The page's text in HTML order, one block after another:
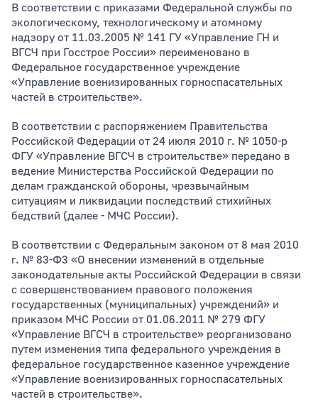
В соответствии с приказами Федеральной службы по
экологическому, технологическому и атомному
надзору от 11.03.2005 № 141 ГУ «Управление ГН и
ВГСЧ при Госстрое России» переименовано в
Федеральное государственное учреждение
«Управление военизированных горноспасательных
частей в строительстве».
В соответствии с распоряжением Правительства
Российской Федерации от 24 июля 2010 г. № 1050-р
ФГУ «Управление ВГСЧ в строительстве» передано в
ведение Министерства Российской Федерации по
делам гражданской обороны, чрезвычайным
ситуациям и ликвидации последствий стихийных
бедствий (далее - МЧС России).
В соответствии с Федеральным законом от 8 мая 2010
г. № 83-Ф3 «О внесении изменений в отдельные
законодательные акты Российской Федерации в связи
с совершенствованием правового положения
государственных (муниципальных) учреждений» и
приказом МЧС России от 01.06.2011 № 279 ФГУ
«Управление ВГСЧ в строительстве» реорганизовано
путем изменения типа федерального учреждения в
федеральное государственное казенное учреждение
«Управление военизированных горноспасательных
частей в строительстве».